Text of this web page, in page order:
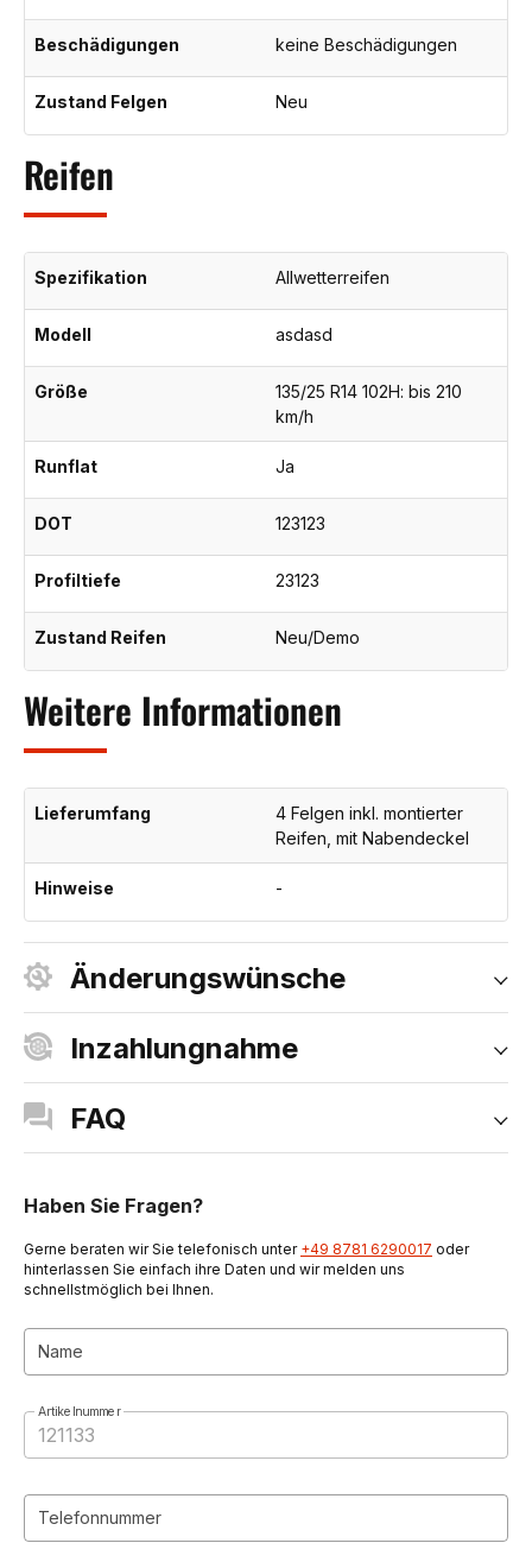
Beschädigungen keine Beschädigungen
Zustand Felgen Neu
Reifen
Spezifikation Allwetterreifen
Modell asdasd
Größe
135/25 R14 102H: bis 210
km/h
Runflat Ja
DOT 123123
Profiltiefe 23123
Zustand Reifen Neu/Demo
Weitere Informationen
Lieferumfang
4 Felgen inkl. montierter
Reifen, mit Nabendeckel
Hinweise -
Änderungswünsche
Inzahlungnahme
FAQ
Haben Sie Fragen?
Gerne beraten wir Sie telefonisch unter +49 8781 6290017 oder
hinterlassen Sie einfach ihre Daten und wir melden uns
schnellstmöglich bei Ihnen.
Name
Artikelnummer
Telefonnummer